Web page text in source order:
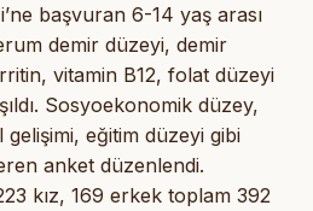
başvuran 6-14 yaş arası
demir düzeyi, demir
vitamin B12, folat düzeyi
Sosyoekonomik düzey,
eğitim düzeyi gibi
anket düzenlendi.
kız, 169 erkek toplam 392